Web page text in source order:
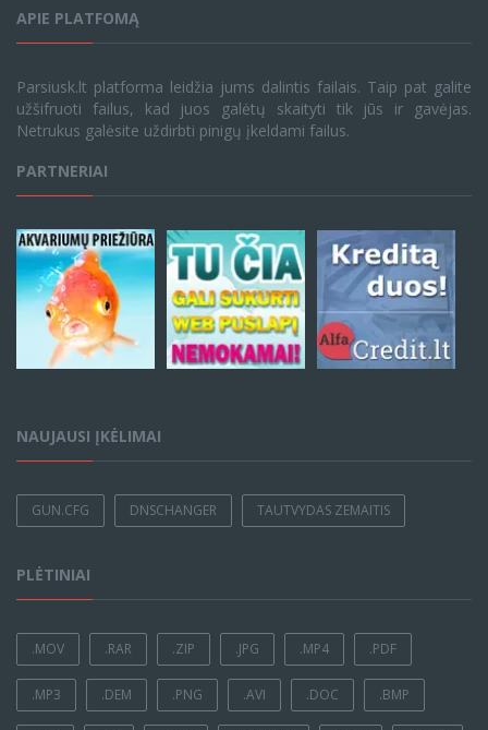
APIE PLATFOMĄ
Parsiusk.lt platforma leidžia jums dalintis failais. Taip pat galite
užšifruoti failus, kad juos galėtų skaityti tik jūs ir gavėjas.
Netrukus galėsite uždirbti pinigų įkeldami failus.
PARTNERIAI
NAUJAUSI ĮKĖLIMAI
GUN.CFG DNSCHANGER TAUTVYDAS ZEMAITIS
PLĖTINIAI
.MOV .RAR .ZIP .JPG .MP4 .PDF
.MP3 .DEM .PNG .AVI .DOC .BMP